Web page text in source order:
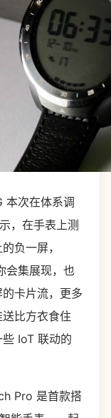
本次在体系调
，在手表上测
负一屏，
会集展现，也
卡片流，更多
比方衣食住
IoT 联动的
Pro 是首款搭